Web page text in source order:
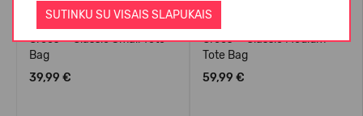
SUTINKU SU VISAIS SLAPUKAIS
Crocs™ Classic Small Tote
Bag
39,99 €
Crocs™ Classic Medium
Tote Bag
59,99 €